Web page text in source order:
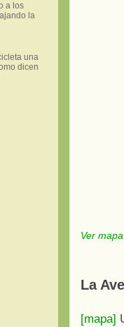
Ver
La
[mapa]
a los
la
una
dicen